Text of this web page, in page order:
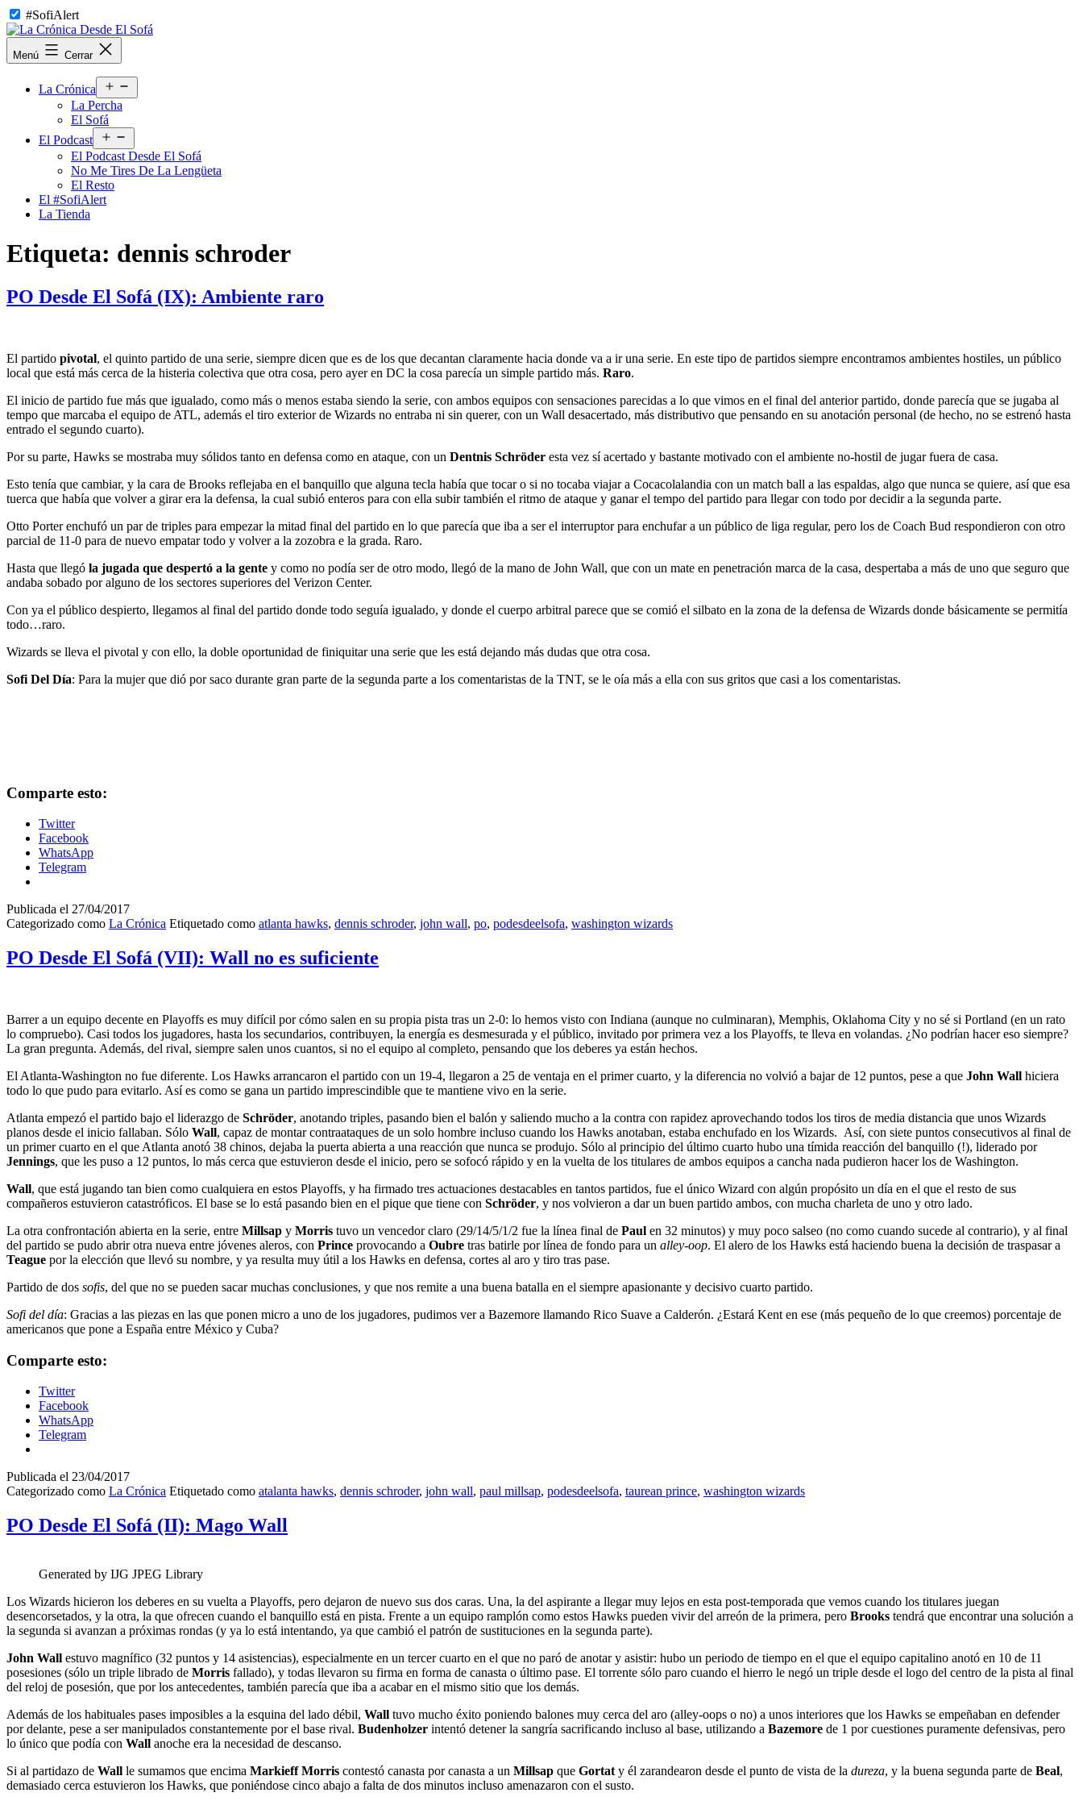
Saltar
al
contenido
#SofiAlert
La
Crónica
Menú Cerrar
La Crónica
el
La Percha
El Sofá
El Podcast
el
menú
El Podcast Desde El Sofá
No Me Tires De La Lengüeta
El Resto
El #SofiAlert
La Tienda
Etiqueta: dennis schroder
PO Desde El Sofá (IX): Ambiente raro
El partido pivotal, el quinto partido de una serie, siempre dicen que es de los que decantan claramente hacia donde va a ir una serie. En este tipo de partidos siempre encontramos ambientes hostiles, un público
local que está más cerca de la histeria colectiva que otra cosa, pero ayer en DC la cosa parecía un simple partido más. Raro.
El inicio de partido fue más que igualado, como más o menos estaba siendo la serie, con ambos equipos con sensaciones parecidas a lo que vimos en el final del anterior partido, donde parecía que se jugaba al
tempo que marcaba el equipo de ATL, además el tiro exterior de Wizards no entraba ni sin querer, con un Wall desacertado, más distributivo que pensando en su anotación personal (de hecho, no se estrenó hasta
entrado el segundo cuarto).
Por su parte, Hawks se mostraba muy sólidos tanto en defensa como en ataque, con un Dentnis Schröder esta vez sí acertado y bastante motivado con el ambiente no-hostil de jugar fuera de casa.
Esto tenía que cambiar, y la cara de Brooks reflejaba en el banquillo que alguna tecla había que tocar o si no tocaba viajar a Cocacolalandia con un match ball a las espaldas, algo que nunca se quiere, así que esa
tuerca que había que volver a girar era la defensa, la cual subió enteros para con ella subir también el ritmo de ataque y ganar el tempo del partido para llegar con todo por decidir a la segunda parte.
Otto Porter enchufó un par de triples para empezar la mitad final del partido en lo que parecía que iba a ser el interruptor para enchufar a un público de liga regular, pero los de Coach Bud respondieron con otro
parcial de 11-0 para de nuevo empatar todo y volver a la zozobra e la grada. Raro.
Hasta que llegó la jugada que despertó a la gente y como no podía ser de otro modo, llegó de la mano de John Wall, que con un mate en penetración marca de la casa, despertaba a más de uno que seguro que
andaba sobado por alguno de los sectores superiores del Verizon Center.
Con ya el público despierto, llegamos al final del partido donde todo seguía igualado, y donde el cuerpo arbitral parece que se comió el silbato en la zona de la defensa de Wizards donde básicamente se permitía
todo…raro.
Wizards se lleva el pivotal y con ello, la doble oportunidad de finiquitar una serie que les está dejando más dudas que otra cosa.
Sofi Del Día: Para la mujer que dió por saco durante gran parte de la segunda parte a los comentaristas de la TNT, se le oía más a ella con sus gritos que casi a los comentaristas.
Comparte esto:
Twitter
Facebook
WhatsApp
Telegram
Publicada el 27/04/2017
Categorizado como La Crónica Etiquetado como atlanta hawks, dennis schroder, john wall, po, podesdeelsofa, washington wizards
PO Desde El Sofá (VII): Wall no es suficiente
Barrer a un equipo decente en Playoffs es muy difícil por cómo salen en su propia pista tras un 2-0: lo hemos visto con Indiana (aunque no culminaran), Memphis, Oklahoma City y no sé si Portland (en un rato
lo compruebo). Casi todos los jugadores, hasta los secundarios, contribuyen, la energía es desmesurada y el público, invitado por primera vez a los Playoffs, te lleva en volandas. ¿No podrían hacer eso siempre?
La gran pregunta. Además, del rival, siempre salen unos cuantos, si no el equipo al completo, pensando que los deberes ya están hechos.
El Atlanta-Washington no fue diferente. Los Hawks arrancaron el partido con un 19-4, llegaron a 25 de ventaja en el primer cuarto, y la diferencia no volvió a bajar de 12 puntos, pese a que John Wall hiciera
todo lo que pudo para evitarlo. Así es como se gana un partido imprescindible que te mantiene vivo en la serie.
Atlanta empezó el partido bajo el liderazgo de Schröder, anotando triples, pasando bien el balón y saliendo mucho a la contra con rapidez aprovechando todos los tiros de media distancia que unos Wizards
planos desde el inicio fallaban. Sólo Wall, capaz de montar contraataques de un solo hombre incluso cuando los Hawks anotaban, estaba enchufado en los Wizards. Así, con siete puntos consecutivos al final de
un primer cuarto en el que Atlanta anotó 38 chinos, dejaba la puerta abierta a una reacción que nunca se produjo. Sólo al principio del último cuarto hubo una tímida reacción del banquillo (!), liderado por
Jennings, que les puso a 12 puntos, lo más cerca que estuvieron desde el inicio, pero se sofocó rápido y en la vuelta de los titulares de ambos equipos a cancha nada pudieron hacer los de Washington.
Wall, que está jugando tan bien como cualquiera en estos Playoffs, y ha firmado tres actuaciones destacables en tantos partidos, fue el único Wizard con algún propósito un día en el que el resto de sus
compañeros estuvieron catastróficos. El base se lo está pasando bien en el pique que tiene con Schröder, y nos volvieron a dar un buen partido ambos, con mucha charleta de uno y otro lado.
La otra confrontación abierta en la serie, entre Millsap y Morris tuvo un vencedor claro (29/14/5/1/2 fue la línea final de Paul en 32 minutos) y muy poco salseo (no como cuando sucede al contrario), y al final
del partido se pudo abrir otra nueva entre jóvenes aleros, con Prince provocando a Oubre tras batirle por línea de fondo para un alley-oop. El alero de los Hawks está haciendo buena la decisión de traspasar a
Teague por la elección que llevó su nombre, y ya resulta muy útil a los Hawks en defensa, cortes al aro y tiro tras pase.
Partido de dos sofis, del que no se pueden sacar muchas conclusiones, y que nos remite a una buena batalla en el siempre apasionante y decisivo cuarto partido.
Sofi del día: Gracias a las piezas en las que ponen micro a uno de los jugadores, pudimos ver a Bazemore llamando Rico Suave a Calderón. ¿Estará Kent en ese (más pequeño de lo que creemos) porcentaje de
americanos que pone a España entre México y Cuba?
Comparte esto:
Twitter
Facebook
WhatsApp
Telegram
Publicada el 23/04/2017
Categorizado como La Crónica Etiquetado como atalanta hawks, dennis schroder, john wall, paul millsap, podesdeelsofa, taurean prince, washington wizards
PO Desde El Sofá (II): Mago Wall
Generated by IJG JPEG Library
Los Wizards hicieron los deberes en su vuelta a Playoffs, pero dejaron de nuevo sus dos caras. Una, la del aspirante a llegar muy lejos en esta post-temporada que vemos cuando los titulares juegan
desencorsetados, y la otra, la que ofrecen cuando el banquillo está en pista. Frente a un equipo ramplón como estos Hawks pueden vivir del arreón de la primera, pero Brooks tendrá que encontrar una solución a
la segunda si avanzan a próximas rondas (y ya lo está intentando, ya que cambió el patrón de sustituciones en la segunda parte).
John Wall estuvo magnífico (32 puntos y 14 asistencias), especialmente en un tercer cuarto en el que no paró de anotar y asistir: hubo un periodo de tiempo en el que el equipo capitalino anotó en 10 de 11
posesiones (sólo un triple librado de Morris fallado), y todas llevaron su firma en forma de canasta o último pase. El torrente sólo paro cuando el hierro le negó un triple desde el logo del centro de la pista al final
del reloj de posesión, que por los antecedentes, también parecía que iba a acabar en el mismo sitio que los demás.
Además de los habituales pases imposibles a la esquina del lado débil, Wall tuvo mucho éxito poniendo balones muy cerca del aro (alley-oops o no) a unos interiores que los Hawks se empeñaban en defender
por delante, pese a ser manipulados constantemente por el base rival. Budenholzer intentó detener la sangría sacrificando incluso al base, utilizando a Bazemore de 1 por cuestiones puramente defensivas, pero
lo único que podía con Wall anoche era la necesidad de descanso.
Si al partidazo de Wall le sumamos que encima Markieff Morris contestó canasta por canasta a un Millsap que Gortat y él zarandearon desde el punto de vista de la dureza, y la buena segunda parte de Beal,
demasiado cerca estuvieron los Hawks, que poniéndose cinco abajo a falta de dos minutos incluso amenazaron con el susto.